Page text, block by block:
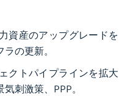
資産のアップグレードを
の更新。
クトパイプラインを拡大
刺激策、PPP。